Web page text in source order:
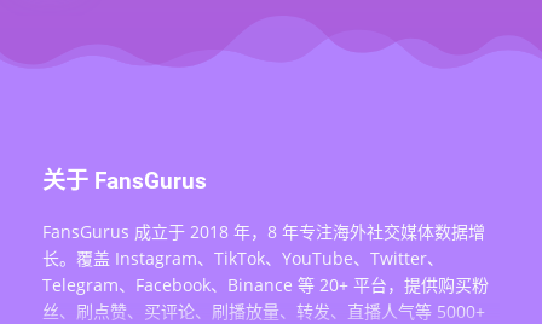
关于 FansGurus
FansGurus 成立于 2018 年，8 年专注海外社交媒体数据增
长。覆盖 Instagram、TikTok、YouTube、Twitter、
Telegram、Facebook、Binance 等 20+ 平台，提供购买粉
丝、刷点赞、买评论、刷播放量、转发、直播人气等 5000+